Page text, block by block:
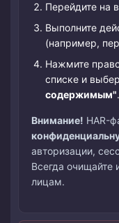
Перейдите на
Выполните
(например,
Нажмите
списке и
содержимым".
Внимание! HAR-
авторизации,
Всегда очищайте
лицам.